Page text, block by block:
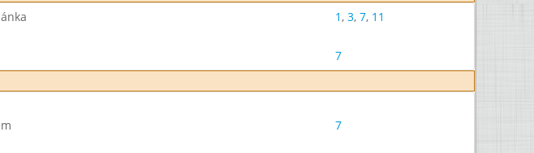
1, 3, 7, 11
7
7